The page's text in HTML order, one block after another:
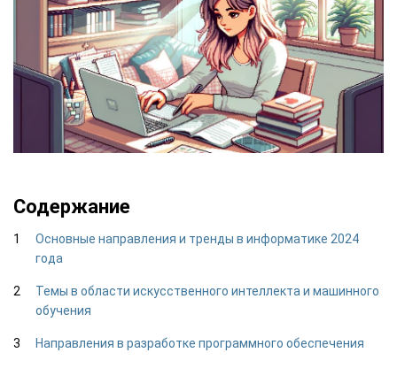
Содержание
Основные направления и тренды в информатике 2024
года
Темы в области искусственного интеллекта и машинного
обучения
Направления в разработке программного обеспечения